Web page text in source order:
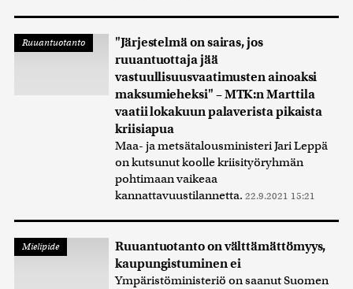
Ruuantuotanto
"Järjestelmä on sairas, jos
ruuantuottaja jää
vastuullisuusvaatimusten ainoaksi
maksumieheksi" – MTK:n Marttila
vaatii lokakuun palaverista pikaista
kriisiapua
Maa- ja metsätalousministeri Jari Leppä
on kutsunut koolle kriisityöryhmän
pohtimaan vaikeaa
kannattavuustilannetta. 22.9.2021 15:21
Mielipide
Ruuantuotanto on välttämättömyys,
kaupungistuminen ei
Ympäristöministeriö on saanut Suomen